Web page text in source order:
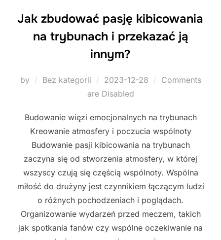
Jak zbudować pasję kibicowania
na trybunach i przekazać ją
innym?
by Bez kategorii
Posted
on
2023-12-28
Comments
are Disabled
Budowanie więzi emocjonalnych na trybunach
Kreowanie atmosfery i poczucia wspólnoty
Budowanie pasji kibicowania na trybunach
zaczyna się od stworzenia atmosfery, w której
wszyscy czują się częścią wspólnoty. Wspólna
miłość do drużyny jest czynnikiem łączącym ludzi
o różnych pochodzeniach i poglądach.
Organizowanie wydarzeń przed meczem, takich
jak spotkania fanów czy wspólne oczekiwanie na